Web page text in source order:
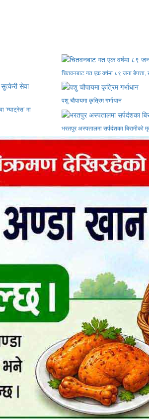
चितवनबाट गत एक वर्षमा ८९ जना बेपत्ता,
मा
पशु चौपायमा कृत्रिम गर्भाधान
भरतपुर अस्पतालमा सर्पदंशका बिरामीको